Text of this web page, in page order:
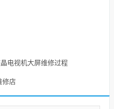
电视机大屏维修过程
修店